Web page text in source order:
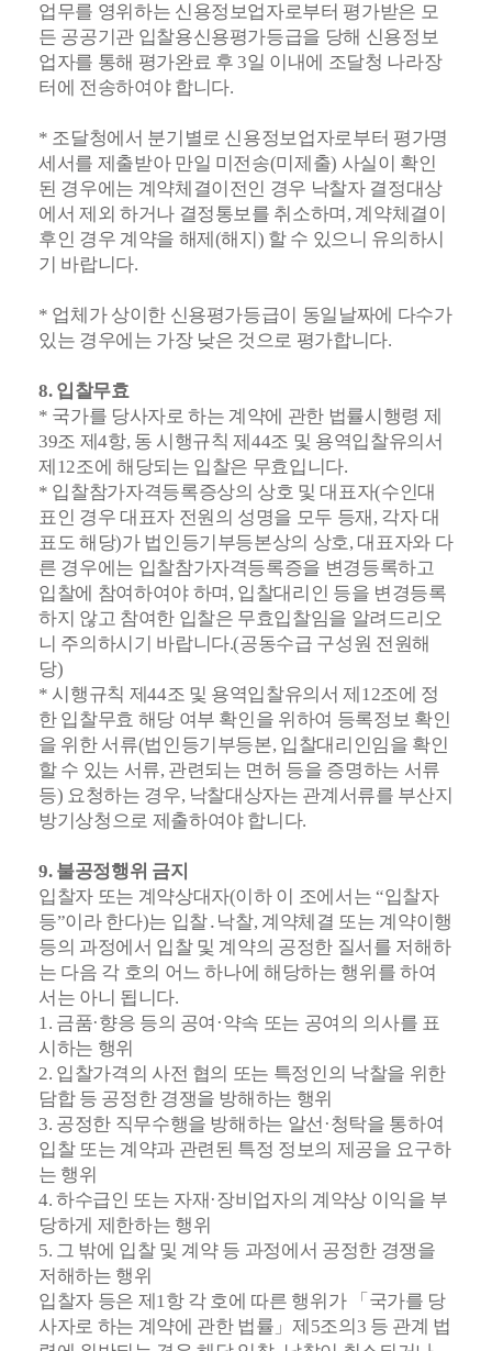
업무를 영위하는 신용정보업자로부터 평가받은 모
든 공공기관 입찰용신용평가등급을 당해 신용정보
업자를 통해 평가완료 후 3일 이내에 조달청 나라장
터에 전송하여야 합니다.
* 조달청에서 분기별로 신용정보업자로부터 평가명
세서를 제출받아 만일 미전송(미제출) 사실이 확인
된 경우에는 계약체결이전인 경우 낙찰자 결정대상
에서 제외 하거나 결정통보를 취소하며, 계약체결이
후인 경우 계약을 해제(해지) 할 수 있으니 유의하시
기 바랍니다.
* 업체가 상이한 신용평가등급이 동일날짜에 다수가
있는 경우에는 가장 낮은 것으로 평가합니다.
8. 입찰무효
* 국가를 당사자로 하는 계약에 관한 법률시행령 제
39조 제4항, 동 시행규칙 제44조 및 용역입찰유의서
제12조에 해당되는 입찰은 무효입니다.
* 입찰참가자격등록증상의 상호 및 대표자(수인대
표인 경우 대표자 전원의 성명을 모두 등재, 각자 대
표도 해당)가 법인등기부등본상의 상호, 대표자와 다
른 경우에는 입찰참가자격등록증을 변경등록하고
입찰에 참여하여야 하며, 입찰대리인 등을 변경등록
하지 않고 참여한 입찰은 무효입찰임을 알려드리오
니 주의하시기 바랍니다.(공동수급 구성원 전원해
당)
* 시행규칙 제44조 및 용역입찰유의서 제12조에 정
한 입찰무효 해당 여부 확인을 위하여 등록정보 확인
을 위한 서류(법인등기부등본, 입찰대리인임을 확인
할 수 있는 서류, 관련되는 면허 등을 증명하는 서류
등) 요청하는 경우, 낙찰대상자는 관계서류를 부산지
방기상청으로 제출하여야 합니다.
9. 불공정행위 금지
입찰자 또는 계약상대자(이하 이 조에서는 “입찰자
등”이라 한다)는 입찰․낙찰, 계약체결 또는 계약이행
등의 과정에서 입찰 및 계약의 공정한 질서를 저해하
는 다음 각 호의 어느 하나에 해당하는 행위를 하여
서는 아니 됩니다.
1. 금품·향응 등의 공여·약속 또는 공여의 의사를 표
시하는 행위
2. 입찰가격의 사전 협의 또는 특정인의 낙찰을 위한
담합 등 공정한 경쟁을 방해하는 행위
3. 공정한 직무수행을 방해하는 알선·청탁을 통하여
입찰 또는 계약과 관련된 특정 정보의 제공을 요구하
는 행위
4. 하수급인 또는 자재·장비업자의 계약상 이익을 부
당하게 제한하는 행위
5. 그 밖에 입찰 및 계약 등 과정에서 공정한 경쟁을
저해하는 행위
입찰자 등은 제1항 각 호에 따른 행위가 「국가를 당
사자로 하는 계약에 관한 법률」제5조의3 등 관계 법